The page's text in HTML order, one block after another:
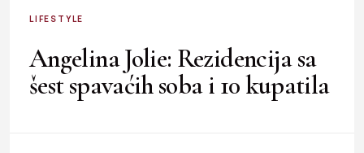
LIFESTYLE
Angelina Jolie: Rezidencija sa
šest spavaćih soba i 10 kupatila